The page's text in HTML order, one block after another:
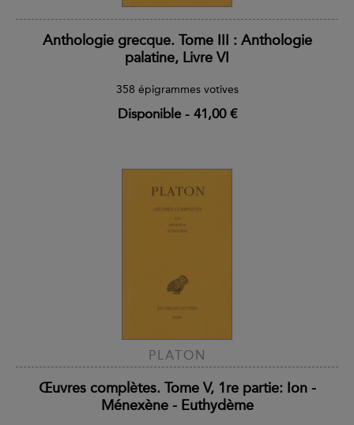
Anthologie grecque. Tome III : Anthologie
palatine, Livre VI
358 épigrammes votives
Disponible- 41,00 €
PLATON
Œuvres complètes. Tome V, 1re partie: Ion -
Ménexène - Euthydème